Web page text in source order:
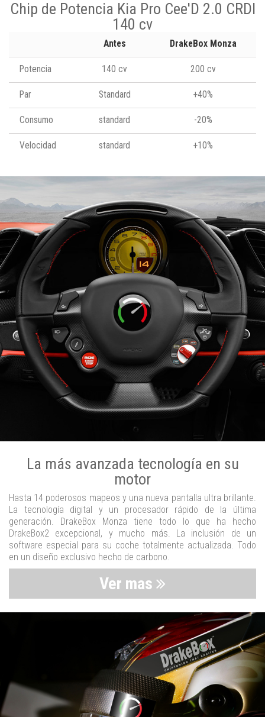
Chip de Potencia Kia Pro Cee'D 2.0 CRDI
140 cv
Antes DrakeBox Monza
Potencia 140 cv 200 cv
Par Standard +40%
Consumo standard -20%
Velocidad standard +10%
La más avanzada tecnología en su
motor
Hasta 14 poderosos mapeos y una nueva pantalla ultra brillante.
La tecnología digital y un procesador rápido de la última
generación. DrakeBox Monza tiene todo lo que ha hecho
DrakeBox2 excepcional, y mucho más. La inclusión de un
software especial para su coche totalmente actualizada. Todo
en un diseño exclusivo hecho de carbono.
Ver mas